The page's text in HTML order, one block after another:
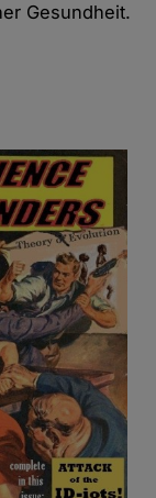
Gesundheit.